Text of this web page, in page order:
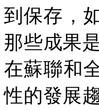
到保存，
那些成果
在蘇聯和
性的發展